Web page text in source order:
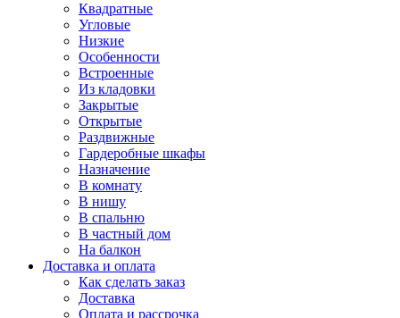
Квадратные
Угловые
Низкие
Особенности
Встроенные
Из кладовки
Закрытые
Открытые
Раздвижные
Гардеробные шкафы
Назначение
В комнату
В нишу
В спальню
В частный дом
На балкон
Доставка и оплата
Как сделать заказ
Доставка
Оплата и рассрочка